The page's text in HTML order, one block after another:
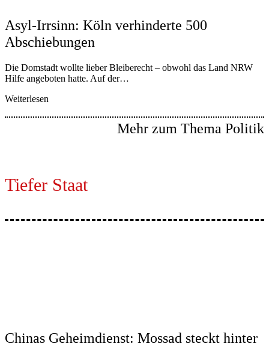
Asyl-Irrsinn: Köln verhinderte 500
Abschiebungen
Die Domstadt wollte lieber Bleiberecht – obwohl das Land NRW
Hilfe angeboten hatte. Auf der…
Weiterlesen
Mehr zum Thema Politik
Tiefer Staat
Chinas Geheimdienst: Mossad steckt hinter